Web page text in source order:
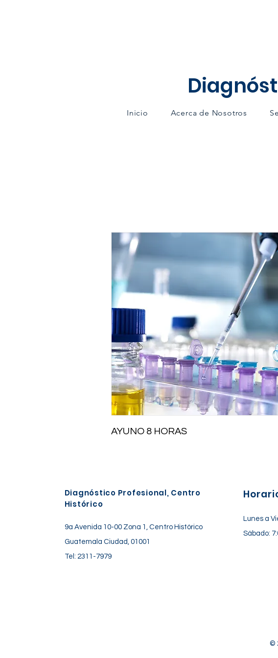
Inicio Acerca de Nosotros
AYUNO 8 HORAS
Diagnóstico Profesional, Centro
Histórico
9a Avenida 10-00 Zona 1, Centro Histórico
Guatemala Ciudad, 01001
Tel: 2311-7979
Lunes a
Sábado:
©